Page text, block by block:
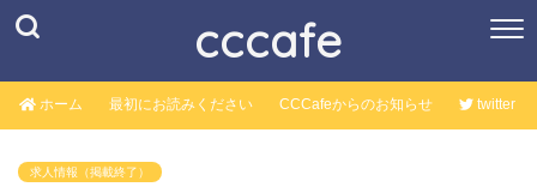
cccafe
ホーム 最初にお読みください CCCafeからのお知らせ twitter
求人情報（掲載終了）